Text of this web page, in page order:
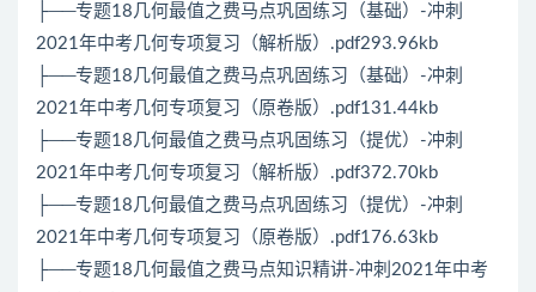
├──专题18几何最值之费马点巩固练习（基础）-冲刺
2021年中考几何专项复习（解析版）.pdf293.96kb
├──专题18几何最值之费马点巩固练习（基础）-冲刺
2021年中考几何专项复习（原卷版）.pdf131.44kb
├──专题18几何最值之费马点巩固练习（提优）-冲刺
2021年中考几何专项复习（解析版）.pdf372.70kb
├──专题18几何最值之费马点巩固练习（提优）-冲刺
2021年中考几何专项复习（原卷版）.pdf176.63kb
├──专题18几何最值之费马点知识精讲-冲刺2021年中考